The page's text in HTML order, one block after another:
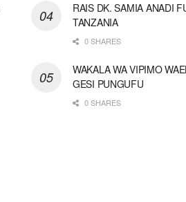
RAIS DK. SAMIA ANADI
TANZANIA
0 SHARES
WAKALA WA VIPIMO
GESI PUNGUFU
0 SHARES